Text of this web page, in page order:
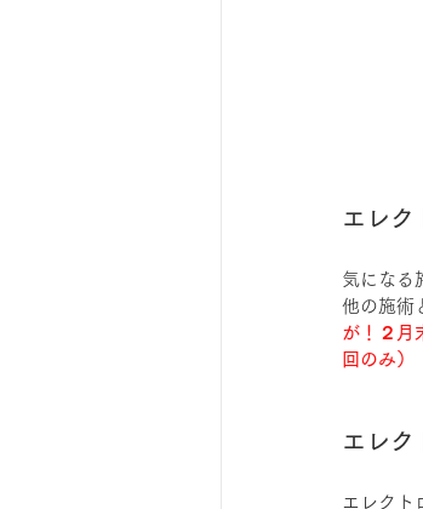
エレク
気になる
他の施術
が！２月
回のみ）
エレク
エレクト